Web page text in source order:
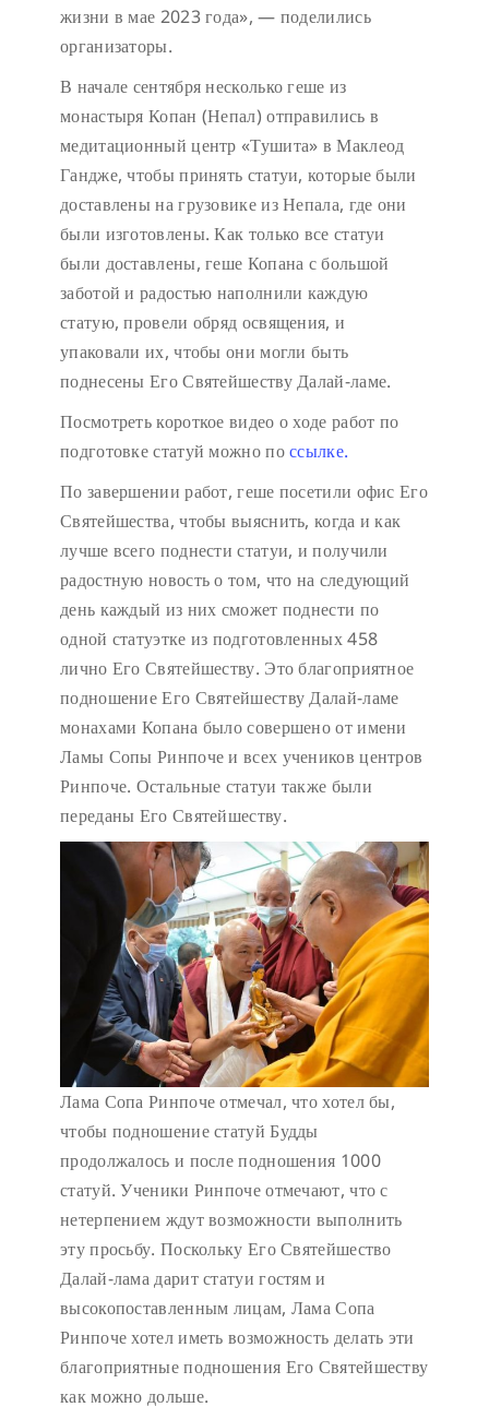
жизни в мае 2023 года», — поделились
организаторы.
В начале сентября несколько геше из
монастыря Копан (Непал) отправились в
медитационный центр «Тушита» в Маклеод
Гандже, чтобы принять статуи, которые были
доставлены на грузовике из Непала, где они
были изготовлены. Как только все статуи
были доставлены, геше Копана с большой
заботой и радостью наполнили каждую
статую, провели обряд освящения, и
упаковали их, чтобы они могли быть
поднесены Его Святейшеству Далай-ламе.
Посмотреть короткое видео о ходе работ по
подготовке статуй можно поссылке.
По завершении работ, геше посетили офис Его
Святейшества, чтобы выяснить, когда и как
лучше всего поднести статуи, и получили
радостную новость о том, что на следующий
день каждый из них сможет поднести по
одной статуэтке из подготовленных 458
лично Его Святейшеству. Это благоприятное
подношение Его Святейшеству Далай-ламе
монахами Копана было совершено от имени
Ламы Сопы Ринпоче и всех учеников центров
Ринпоче. Остальные статуи также были
переданы Его Святейшеству.
Лама Сопа Ринпоче отмечал, что хотел бы,
чтобы подношение статуй Будды
продолжалось и после подношения 1000
статуй. Ученики Ринпоче отмечают, что с
нетерпением ждут возможности выполнить
эту просьбу. Поскольку Его Святейшество
Далай-лама дарит статуи гостям и
высокопоставленным лицам, Лама Сопа
Ринпоче хотел иметь возможность делать эти
благоприятные подношения Его Святейшеству
как можно дольше.